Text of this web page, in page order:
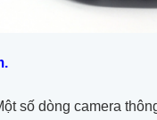
số dòng camera